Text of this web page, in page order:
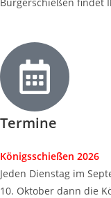
Termine
Königsschießen 2026
Jeden Dienstag im
10. Oktober dann die